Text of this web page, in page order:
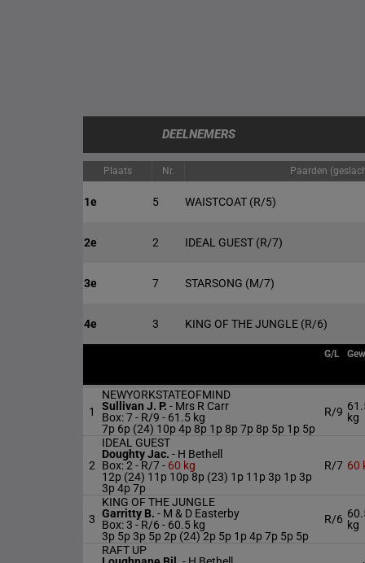
DEELNEMERS
Plaats Nr. Paarden
1e 5 WAISTCOAT (R/5)
2e 2 IDEAL GUEST (R/7)
3e 7 STARSONG (M/7)
4e 3 KING OF THE JUNGLE (R/6)
G/L
1
NEWYORKSTATEOFMIND
Sullivan J. P. - Mrs R Carr
Box: 7 - R/9 - 61.5 kg
7p 6p (24) 10p 4p 8p 1p 8p 7p 8p 5p 1p 5p
R/9 kg
2
IDEAL GUEST
Doughty Jac. - H Bethell
Box: 2 - R/7 - 60 kg
12p (24) 11p 10p 8p (23) 1p 11p 3p 1p 3p
3p 4p 7p
R/7 60
3
KING OF THE JUNGLE
Garritty B. - M & D Easterby
Box: 3 - R/6 - 60.5 kg
3p 5p 3p 5p 2p (24) 2p 5p 1p 4p 7p 5p 5p
R/6 kg
RAFT UP